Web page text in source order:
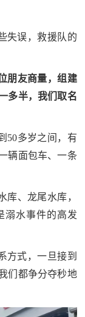
失误，救援队的
朋友商量，组建
多半，我们取名
50多岁之间，有
辆面包车、一条
库、龙尾水库，
溺水事件的高发
方式，一旦接到
们都争分夺秒地